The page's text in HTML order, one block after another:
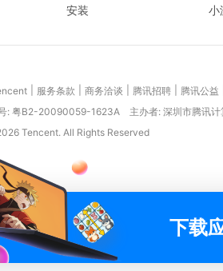
安装
小
服务条款 商务洽谈 腾讯招聘 腾讯公益
: 粤B2-20090059-1623A
主办者: 深圳市腾讯
Tencent. All Rights Reserved
下载